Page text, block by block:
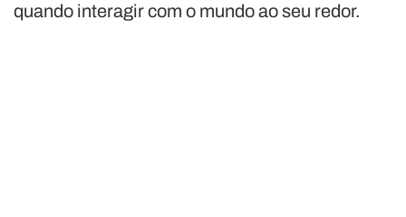
quando interagir com o mundo ao seu redor.